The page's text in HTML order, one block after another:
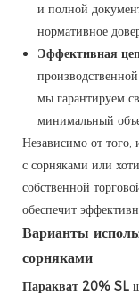
и полной
нормативное
Эффективная
мы гарантируем
минимальный
Независимо от
с сорняками или
собственной
обеспечит
Варианты
сорняками
Паракват 20% SL